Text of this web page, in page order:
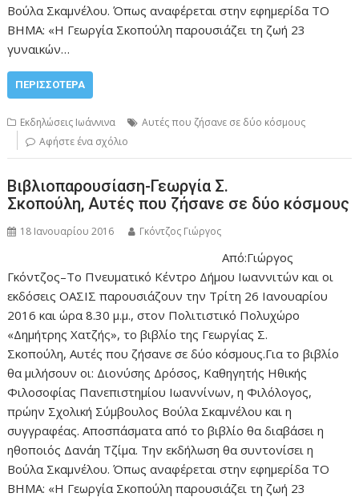
Βούλα Σκαμνέλου. Όπως αναφέρεται στην εφημερίδα ΤΟ
ΒΗΜΑ: «H Γεωργία Σκοπούλη παρουσιάζει τη ζωή 23
γυναικών…
ΠΕΡΙΣΣΌΤΕΡΑ
Εκδηλώσεις Ιωάννινα
Αυτές που ζήσανε σε δύο κόσμους
Αφήστε ένα σχόλιο
Βιβλιοπαρουσίαση-Γεωργία Σ.
Σκοπούλη, Αυτές που ζήσανε σε δύο κόσμους
18 Ιανουαρίου 2016 Γκόντζος Γιώργος
Από:Γιώργος
Γκόντζος–Tο Πνευματικό Κέντρο Δήμου Ιωαννιτών και οι
εκδόσεις ΟΑΣΙΣ παρουσιάζουν την Τρίτη 26 Ιανουαρίου
2016 και ώρα 8.30 μ.μ., στον Πολιτιστικό Πολυχώρο
«Δημήτρης Χατζής», το βιβλίο της Γεωργίας Σ.
Σκοπούλη, Αυτές που ζήσανε σε δύο κόσμους.Για το βιβλίο
θα μιλήσουν οι: Διονύσης Δρόσος, Καθηγητής Ηθικής
Φιλοσοφίας Πανεπιστημίου Ιωαννίνων, η Φιλόλογος,
πρώην Σχολική Σύμβουλος Βούλα Σκαμνέλου και η
συγγραφέας. Αποσπάσματα από το βιβλίο θα διαβάσει η
ηθοποιός Δανάη Τζίμα. Την εκδήλωση θα συντονίσει η
Βούλα Σκαμνέλου. Όπως αναφέρεται στην εφημερίδα ΤΟ
ΒΗΜΑ: «H Γεωργία Σκοπούλη παρουσιάζει τη ζωή 23